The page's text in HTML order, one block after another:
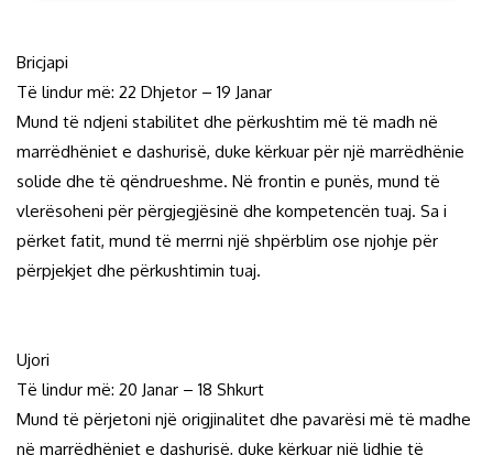
Bricjapi
Të lindur më: 22 Dhjetor – 19 Janar
Mund të ndjeni stabilitet dhe përkushtim më të madh në
marrëdhëniet e dashurisë, duke kërkuar për një marrëdhënie
solide dhe të qëndrueshme. Në frontin e punës, mund të
vlerësoheni për përgjegjësinë dhe kompetencën tuaj. Sa i
përket fatit, mund të merrni një shpërblim ose njohje për
përpjekjet dhe përkushtimin tuaj.
Ujori
Të lindur më: 20 Janar – 18 Shkurt
Mund të përjetoni një origjinalitet dhe pavarësi më të madhe
në marrëdhëniet e dashurisë, duke kërkuar një lidhje të